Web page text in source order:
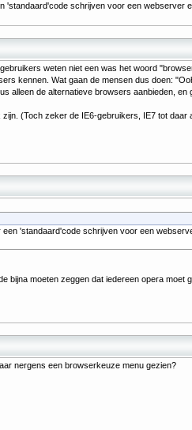
'standaard'code schrijven voor een webserver
weten niet een was het woord
kennen. Wat gaan de mensen dus doen:
alleen de alternatieve browsers aanbieden, en
(Toch zeker de IE6-gebruikers, IE7 tot daar
'standaard'code schrijven voor een
bijna moeten zeggen dat iedereen opera moet
nergens een browserkeuze menu gezien?